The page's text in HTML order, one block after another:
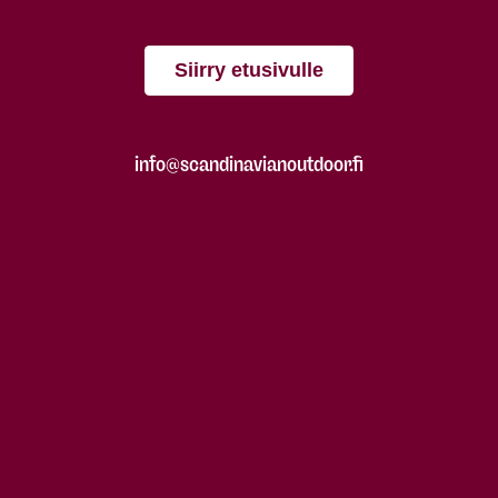
Siirry etusivulle
info@scandinavianoutdoor.fi